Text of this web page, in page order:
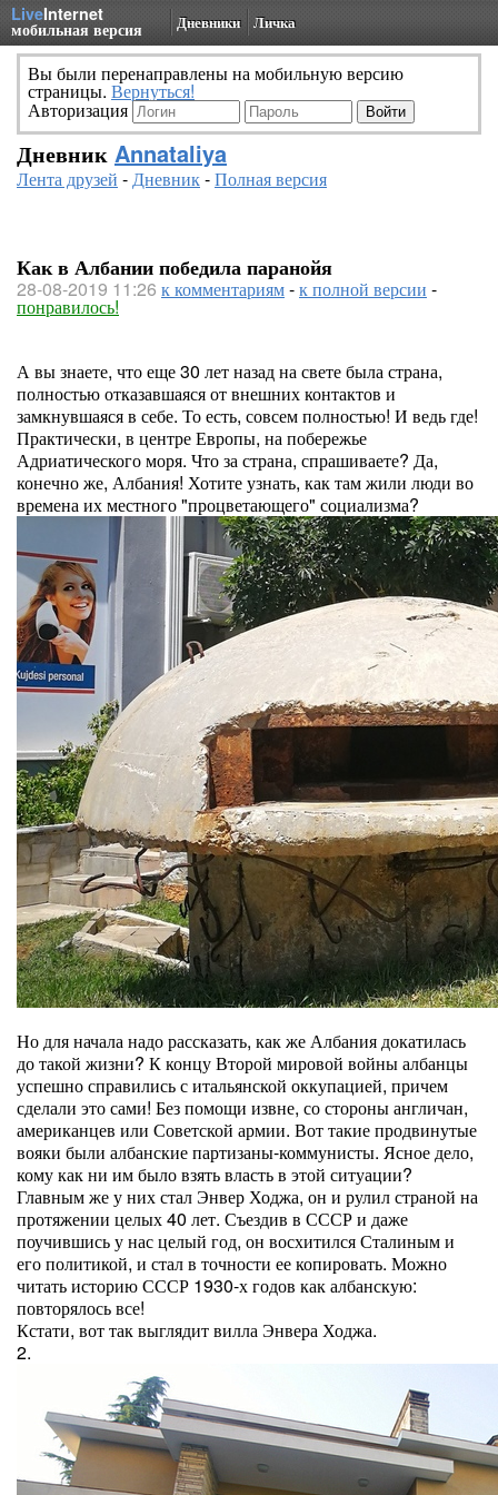
LiveInternet
мобильная версия Дневники Личка
Вы были перенаправлены на мобильную версию
страницы. Вернуться!
Авторизация
Дневник Annataliya
Лента друзей -Дневник-Полная версия
Как в Албании победила паранойя
28-08-2019 11:26 к комментариям-к полной версии -
понравилось!
А вы знаете, что еще 30 лет назад на свете была страна,
полностью отказавшаяся от внешних контактов и
замкнувшаяся в себе. То есть, совсем полностью! И ведь где!
Практически, в центре Европы, на побережье
Адриатического моря. Что за страна, спрашиваете? Да,
конечно же, Албания! Хотите узнать, как там жили люди во
времена их местного "процветающего" социализма?
Но для начала надо рассказать, как же Албания докатилась
до такой жизни? К концу Второй мировой войны албанцы
успешно справились с итальянской оккупацией, причем
сделали это сами! Без помощи извне, со стороны англичан,
американцев или Советской армии. Вот такие продвинутые
вояки были албанские партизаны-коммунисты. Ясное дело,
кому как ни им было взять власть в этой ситуации?
Главным же у них стал Энвер Ходжа, он и рулил страной на
протяжении целых 40 лет. Съездив в СССР и даже
поучившись у нас целый год, он восхитился Сталиным и
его политикой, и стал в точности ее копировать. Можно
читать историю СССР 1930-х годов как албанскую:
повторялось все!
Кстати, вот так выглядит вилла Энвера Ходжа.
2.